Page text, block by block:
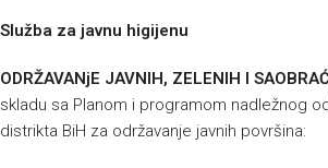
Služba za javnu higijenu
ODRŽAVANjE JAVNIH, ZELENIH I
skladu sa Planom i programom nadležnog
distrikta BiH za održavanje javnih površina: